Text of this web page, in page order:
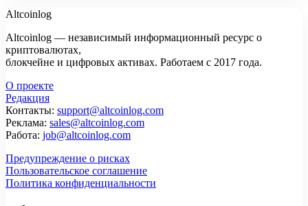
Altcoinlog
Altcoinlog — независимый информационный ресурс о
криптовалютах,
блокчейне и цифровых активах. Работаем с 2017 года.
О проекте
Редакция
Контакты: support@altcoinlog.com
Реклама: sales@altcoinlog.com
Работа: job@altcoinlog.com
Предупреждение о рисках
Пользовательское соглашение
Политика конфиденциальности